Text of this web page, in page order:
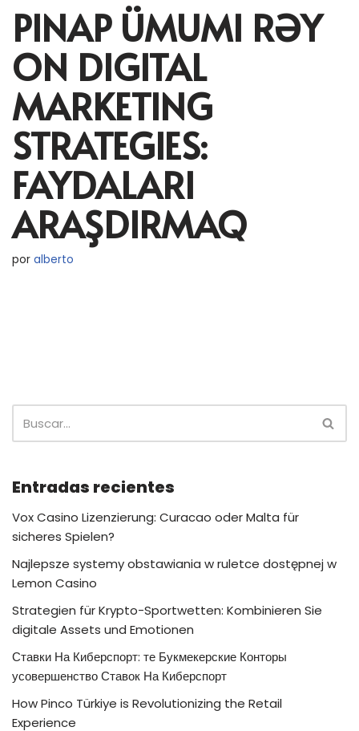
PINAP ÜMUMI RƏY
ON DIGITAL
MARKETING
STRATEGIES:
FAYDALARI
ARAŞDIRMAQ
por alberto
Entradas recientes
Vox Casino Lizenzierung: Curacao oder Malta für
sicheres Spielen?
Najlepsze systemy obstawiania w ruletce dostępnej w
Lemon Casino
Strategien für Krypto-Sportwetten: Kombinieren Sie
digitale Assets und Emotionen
Ставки На Киберспорт: те Букмекерские Конторы
усовершенство Ставок На Киберспорт
How Pinco Türkiye is Revolutionizing the Retail
Experience